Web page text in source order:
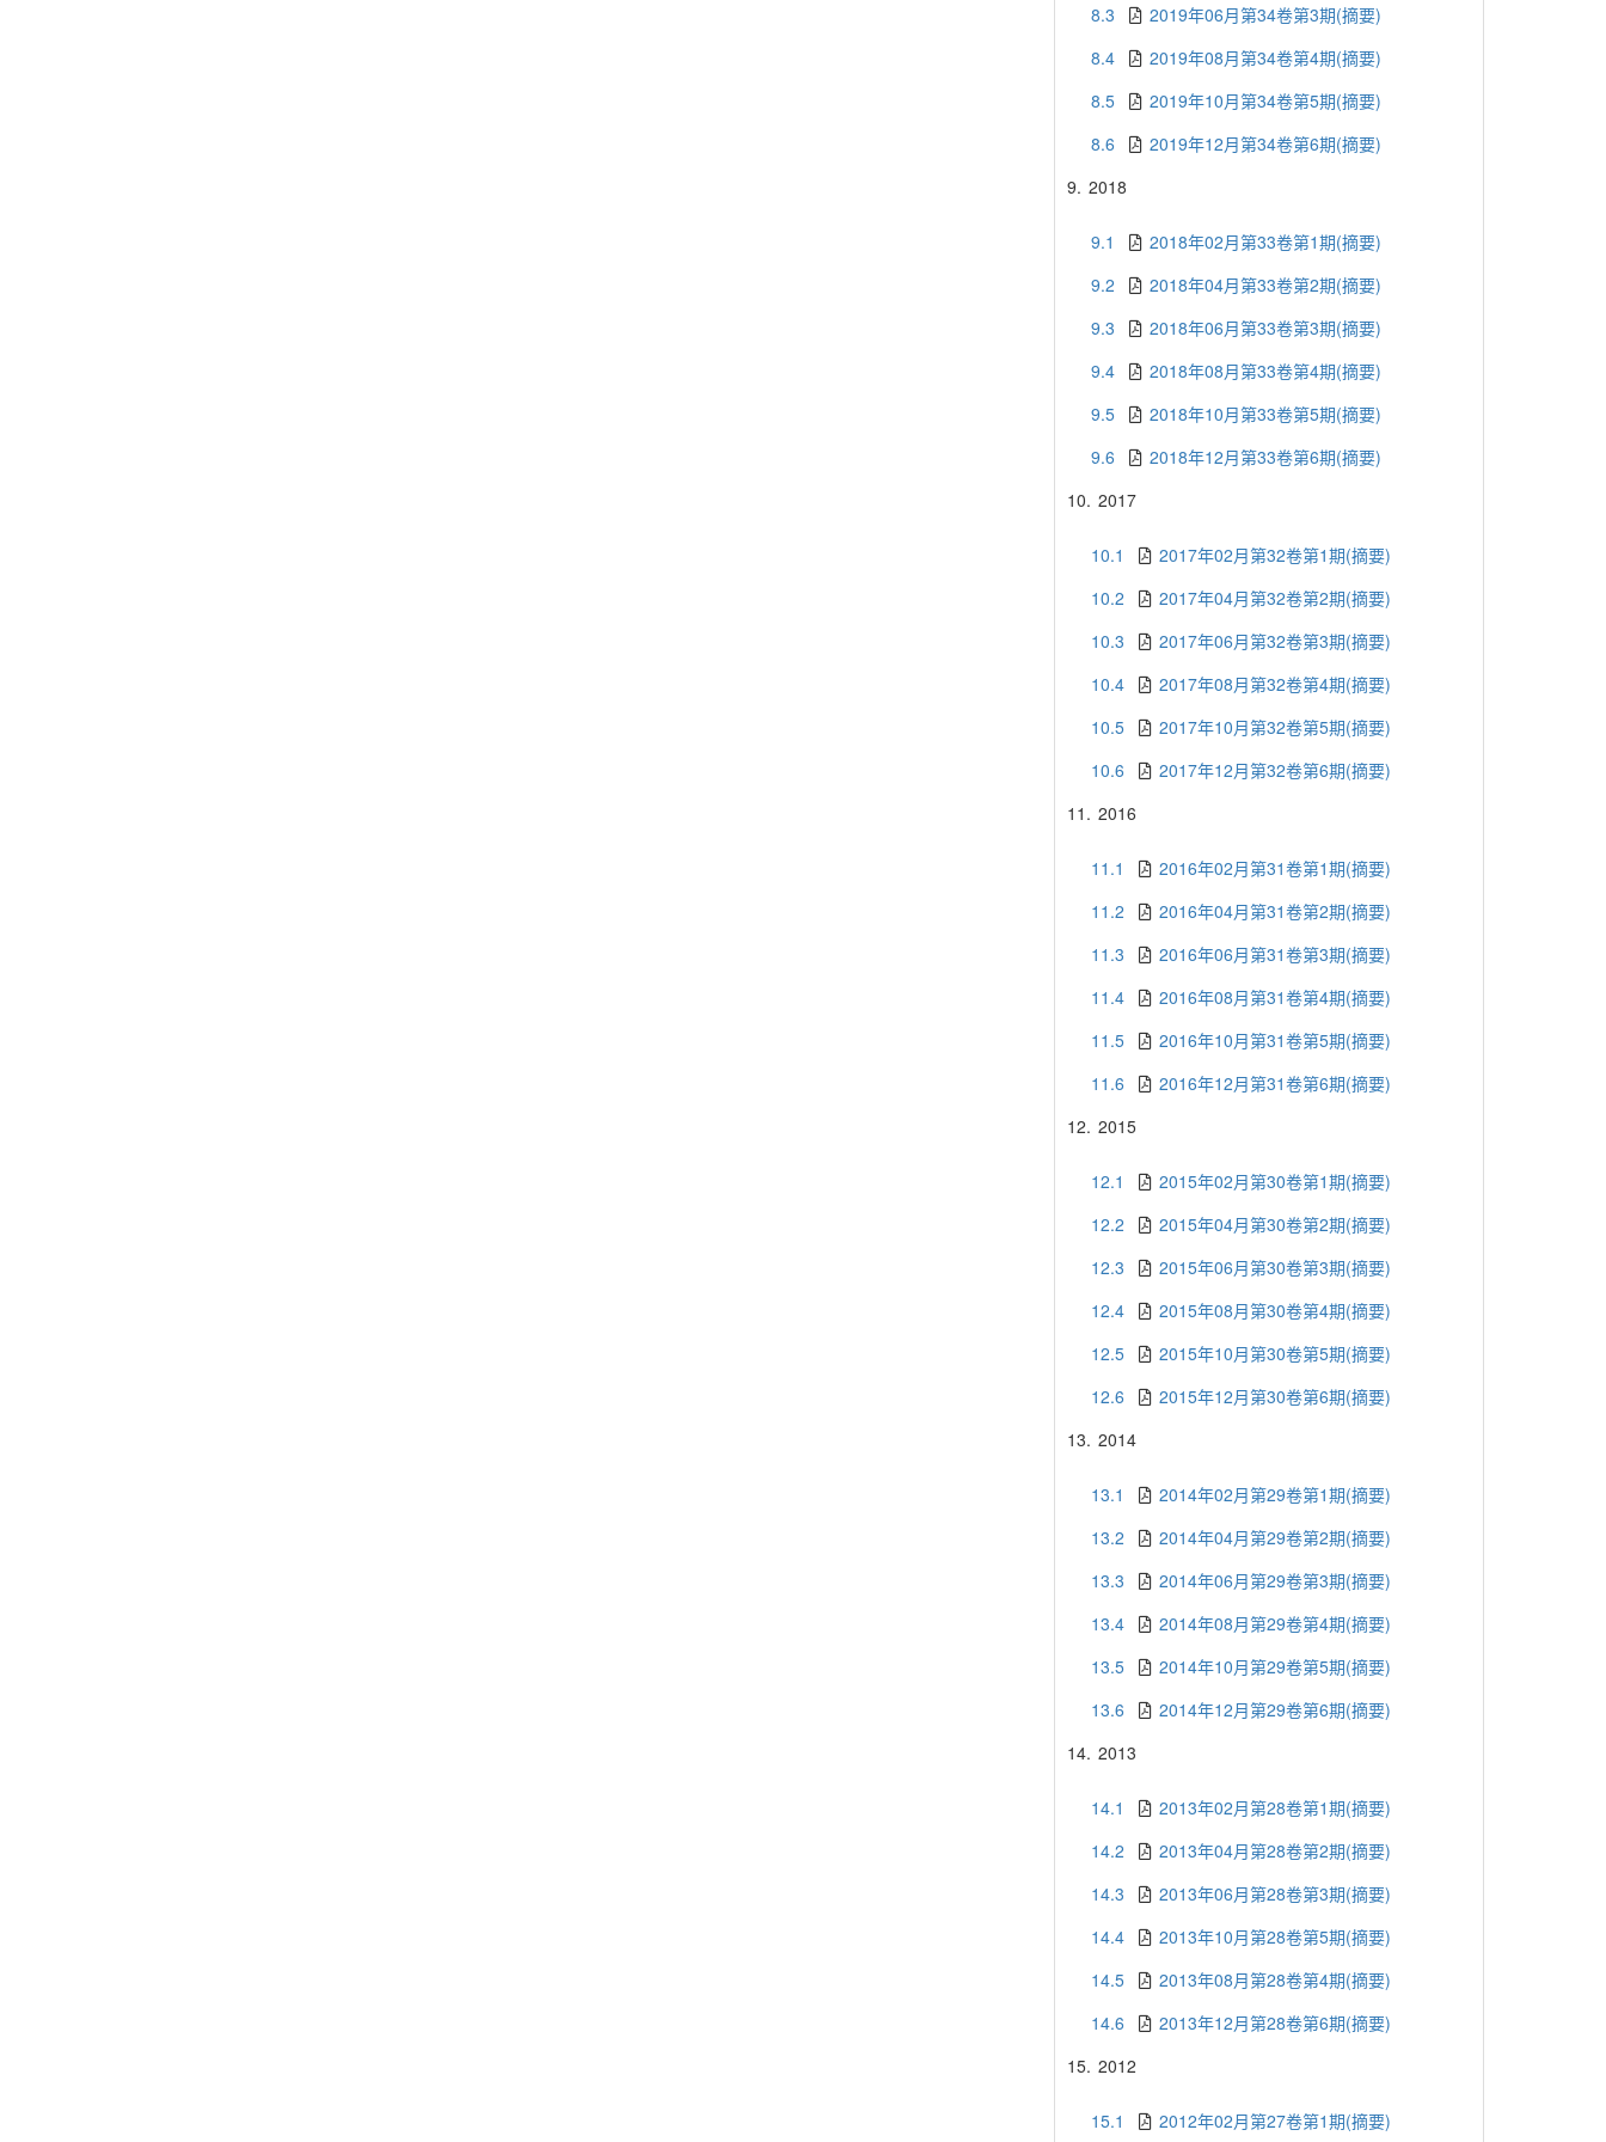
8.3
2019年06月第34卷第3期(摘要)
8.4
2019年08月第34卷第4期(摘要)
8.5
2019年10月第34卷第5期(摘要)
8.6
2019年12月第34卷第6期(摘要)
9. 2018
9.1
2018年02月第33卷第1期(摘要)
9.2
2018年04月第33卷第2期(摘要)
9.3
2018年06月第33卷第3期(摘要)
9.4
2018年08月第33卷第4期(摘要)
9.5
2018年10月第33卷第5期(摘要)
9.6
2018年12月第33卷第6期(摘要)
10. 2017
10.1
2017年02月第32卷第1期(摘要)
10.2
2017年04月第32卷第2期(摘要)
10.3
2017年06月第32卷第3期(摘要)
10.4
2017年08月第32卷第4期(摘要)
10.5
2017年10月第32卷第5期(摘要)
10.6
2017年12月第32卷第6期(摘要)
11. 2016
11.1
2016年02月第31卷第1期(摘要)
11.2
2016年04月第31卷第2期(摘要)
11.3
2016年06月第31卷第3期(摘要)
11.4
2016年08月第31卷第4期(摘要)
11.5
2016年10月第31卷第5期(摘要)
11.6
2016年12月第31卷第6期(摘要)
12. 2015
12.1
2015年02月第30卷第1期(摘要)
12.2
2015年04月第30卷第2期(摘要)
12.3
2015年06月第30卷第3期(摘要)
12.4
2015年08月第30卷第4期(摘要)
12.5
2015年10月第30卷第5期(摘要)
12.6
2015年12月第30卷第6期(摘要)
13. 2014
13.1
2014年02月第29卷第1期(摘要)
13.2
2014年04月第29卷第2期(摘要)
13.3
2014年06月第29卷第3期(摘要)
13.4
2014年08月第29卷第4期(摘要)
13.5
2014年10月第29卷第5期(摘要)
13.6
2014年12月第29卷第6期(摘要)
14. 2013
14.1
2013年02月第28卷第1期(摘要)
14.2
2013年04月第28卷第2期(摘要)
14.3
2013年06月第28卷第3期(摘要)
14.4
2013年10月第28卷第5期(摘要)
14.5
2013年08月第28卷第4期(摘要)
14.6
2013年12月第28卷第6期(摘要)
15. 2012
15.1 2012年02月第27卷第1期(摘要)